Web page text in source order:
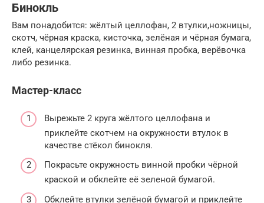
Бинокль
Вам понадобится: жёлтый целлофан, 2 втулки,ножницы,
скотч, чёрная краска, кисточка, зелёная и чёрная бумага,
клей, канцелярская резинка, винная пробка, верёвочка
либо резинка.
Мастер-класс
Вырежьте 2 круга жёлтого целлофана и
приклейте скотчем на окружности втулок в
качестве стёкол бинокля.
Покрасьте окружность винной пробки чёрной
краской и обклейте её зеленой бумагой.
Обклейте втулки зелёной бумагой и приклейте